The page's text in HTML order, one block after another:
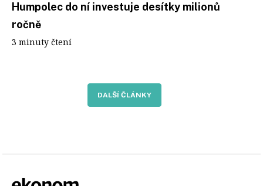
Humpolec do ní investuje desítky milionů
ročně
3 minuty čtení
DALŠÍ ČLÁNKY